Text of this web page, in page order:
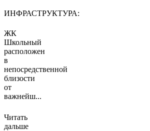
ИНФРАСТРУКТУРА:
ЖК
Школьный
расположен
в
непосредственной
близости
от
важнейш...
Читать
дальше